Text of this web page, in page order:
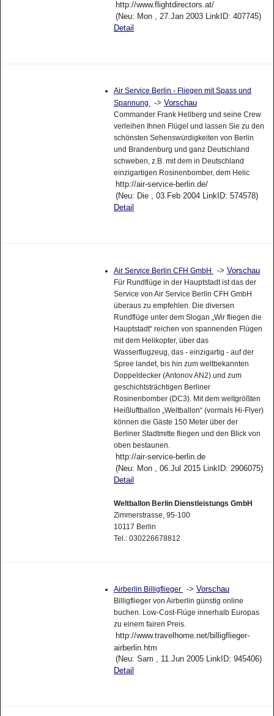
http://www.flightdirectors.at/
(Neu: Mon , 27.Jan 2003 LinkID: 407745)
Detail
Air Service Berlin - Fliegen mit Spass und
Spannung
-> Vorschau
Commander Frank Hellberg und seine Crew
verleihen Ihnen Flügel und lassen Sie zu den
schönsten Sehenswürdigkeiten von Berlin
und Brandenburg und ganz Deutschland
schweben, z.B. mit dem in Deutschland
einzigartigen Rosinenbomber, dem Helic
http://air-service-berlin.de/
(Neu: Die , 03.Feb 2004 LinkID: 574578)
Detail
Air Service Berlin CFH GmbH -> Vorschau
Für Rundflüge in der Hauptstadt ist das der
Service von Air Service Berlin CFH GmbH
überaus zu empfehlen. Die diversen
Rundflüge unter dem Slogan „Wir fliegen die
Hauptstadt“ reichen von spannenden Flügen
mit dem Helikopter, über das
Wasserflugzeug, das - einzigartig - auf der
Spree landet, bis hin zum weltbekannten
Doppeldecker (Antonov AN2) und zum
geschichtsträchtigen Berliner
Rosinenbomber (DC3). Mit dem weltgrößten
Heißluftballon „Weltballon“ (vormals Hi-Flyer)
können die Gäste 150 Meter über der
Berliner Stadtmitte fliegen und den Blick von
oben bestaunen.
http://air-service-berlin.de
(Neu: Mon , 06.Jul 2015 LinkID: 2906075)
Detail
Weltballon Berlin Dienstleistungs GmbH
Zimmerstrasse, 95-100
10117 Berlin
Tel.: 030226678812
Airberlin Billigflieger -> Vorschau
Billigflieger von Airberlin günstig online
buchen. Low-Cost-Flüge innerhalb Europas
zu einem fairen Preis.
http://www.travelhome.net/billigflieger-
airberlin.htm
(Neu: Sam , 11.Jun 2005 LinkID: 945406)
Detail